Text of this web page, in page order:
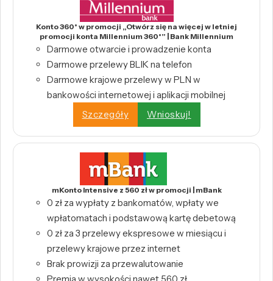
Konto 360° w promocji „Otwórz się na więcej w letniej
promocji konta Millennium 360°” | Bank Millennium
Darmowe otwarcie i prowadzenie konta
Darmowe przelewy BLIK na telefon
Darmowe krajowe przelewy w PLN w
bankowości internetowej i aplikacji mobilnej
Szczegóły
Wnioskuj!
mKonto Intensive z 560 zł w promocji | mBank
0 zł za wypłaty z bankomatów, wpłaty we
wpłatomatach i podstawową kartę debetową
0 zł za 3 przelewy ekspresowe w miesiącu i
przelewy krajowe przez internet
Brak prowizji za przewalutowanie